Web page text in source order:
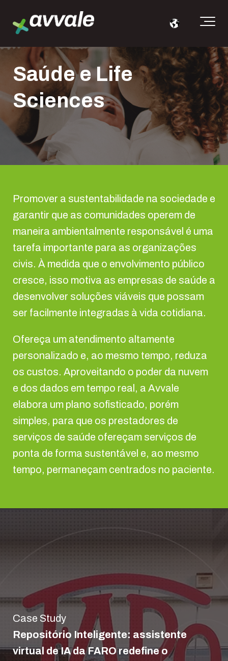
Saúde e Life
Sciences
Promover a sustentabilidade na sociedade e
garantir que as comunidades operem de
maneira ambientalmente responsável é uma
tarefa importante para as organizações
civis. À medida que o envolvimento público
cresce, isso motiva as empresas de saúde a
desenvolver soluções viáveis que possam
ser facilmente integradas à vida cotidiana.
Ofereça um atendimento altamente
personalizado e, ao mesmo tempo, reduza
os custos. Aproveitando o poder da nuvem
e dos dados em tempo real, a Avvale
elabora um plano sofisticado, porém
simples, para que os prestadores de
serviços de saúde ofereçam serviços de
ponta de forma sustentável e, ao mesmo
tempo, permaneçam centrados no paciente.
Case Study
Repositório Inteligente: assistente
virtual de IA da FARO redefine o